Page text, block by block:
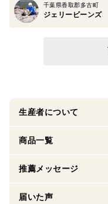
千葉県香取郡多古町
ジェリービーンズ
生産者について
商品一覧
推薦メッセージ
届いた声